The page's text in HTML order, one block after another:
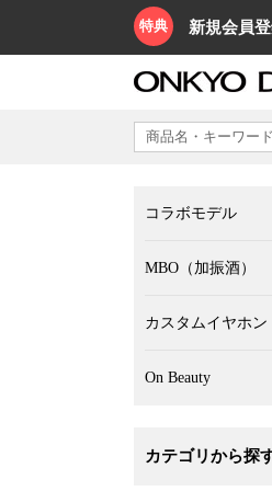
特典 新規会員
コラボモデル
MBO（加振酒）
カスタムイヤホン
On Beauty
カテゴリから探